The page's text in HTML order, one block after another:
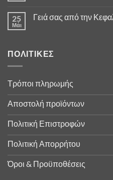
25
Μάι
Γειά σας από την
ΠΟΛΙΤΙΚΈΣ
Τρόποι πληρωμής
Αποστολή προϊόντων
Πολιτική Επιστροφών
Πολιτική Απορρήτου
Όροι & Προϋποθέσεις